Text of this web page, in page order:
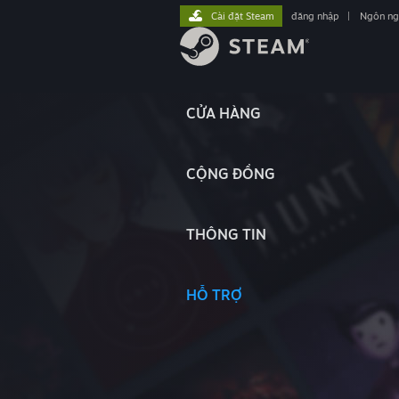
CỬA HÀNG
CỘNG ĐỒNG
THÔNG TIN
HỖ TRỢ
Cài đặt Steam đăng nhập Ngôn